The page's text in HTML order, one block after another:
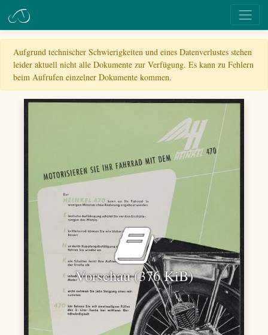
Aufgrund technischer Schwierigkeiten und eines Datenverlustes stehen
leider aktuell nicht alle Dokumente zur Verfügung. Es kann zu Fehlern
beim Aufrufen einzelner Dokumente kommen.
Vorschau (376 KiB)